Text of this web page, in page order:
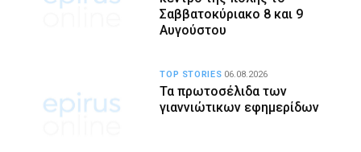
Σαββατοκύριακο 8 και 9
Αυγούστου
Τα πρωτοσέλιδα των
γιαννιώτικων εφημερίδων
TOP STORIES 06.08.2026